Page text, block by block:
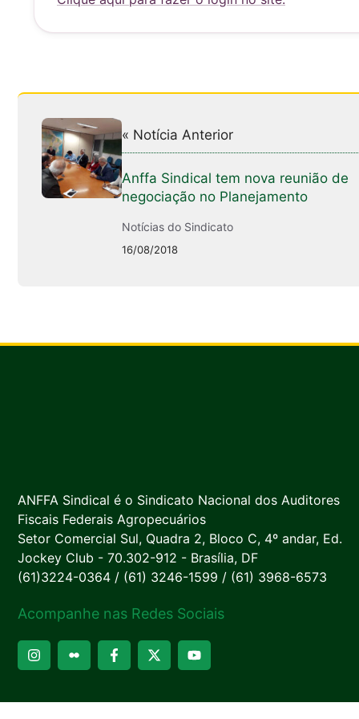
A
p
b
o
k
« Notícia Anterior
Anffa Sindical tem nova reunião de
negociação no Planejamento
Notícias do Sindicato
16/08/2018
ANFFA Sindical é o Sindicato Nacional dos Auditores
Fiscais Federais Agropecuários
Setor Comercial Sul, Quadra 2, Bloco C, 4º andar, Ed.
Jockey Club - 70.302-912 - Brasília, DF
(61)3224-0364 / (61) 3246-1599 / (61) 3968-6573
Acompanhe nas Redes Sociais